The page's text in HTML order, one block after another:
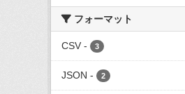
フォーマット
CSV - 3
JSON - 2